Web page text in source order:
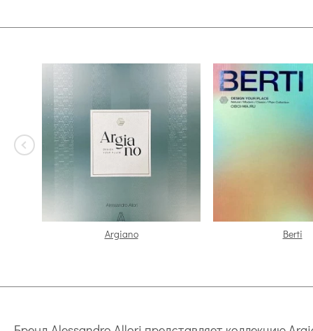
Argiano Berti